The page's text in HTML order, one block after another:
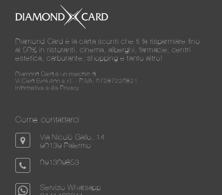
Diamond Card è la carta sconti che ti fa risparmiare fino
al 50% in ristoranti, cinema, alberghi, farmacie, centri
estetica, carburante, shopping e tanto altro!
Diamond Card è un marchio di
Vi.Card Evolution s.r.l. - P.IVA: 07287220821
Informativa sulla Privacy
Come contattarci
Via Nicolò Gallo, 14
90139 Palermo
091309853
Servizio Whatsapp